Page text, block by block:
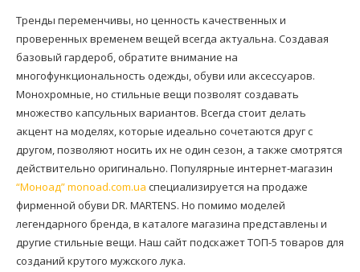
Тренды переменчивы, но ценность качественных и
проверенных временем вещей всегда актуальна. Создавая
базовый гардероб, обратите внимание на
многофункциональность одежды, обуви или аксессуаров.
Монохромные, но стильные вещи позволят создавать
множество капсульных вариантов. Всегда стоит делать
акцент на моделях, которые идеально сочетаются друг с
другом, позволяют носить их не один сезон, а также смотрятся
действительно оригинально. Популярные интернет-магазин
“Моноад” monoad.com.ua специализируется на продаже
фирменной обуви DR. MARTENS. Но помимо моделей
легендарного бренда, в каталоге магазина представлены и
другие стильные вещи. Наш сайт подскажет ТОП-5 товаров для
созданий крутого мужского лука.